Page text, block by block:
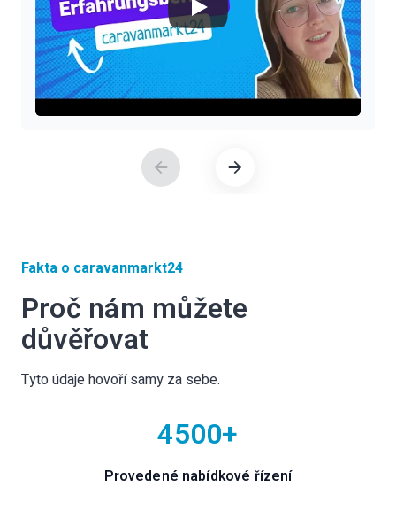
Fakta o caravanmarkt24
Proč nám můžete
důvěřovat
Tyto údaje hovoří samy za sebe.
4500+
Provedené nabídkové řízení